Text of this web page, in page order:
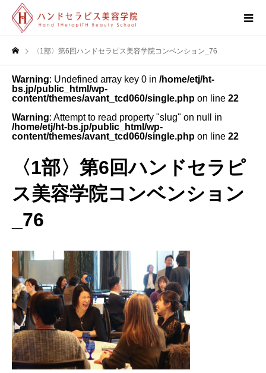
〈1部〉第6回ハンドセラピス美容学院コンベンション_76
Warning: Undefined array key 0 in /home/etj/ht-
bs.jp/public_html/wp-
content/themes/avant_tcd060/single.php on line 22
Warning: Attempt to read property "slug" on null in
/home/etj/ht-bs.jp/public_html/wp-
content/themes/avant_tcd060/single.php on line 22
〈1部〉第6回ハンドセラピ
ス美容学院コンベンション
_76